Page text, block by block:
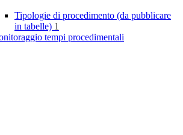
Tipologie di procedimento (da pubblicare
in tabelle) 1
tempi procedimentali